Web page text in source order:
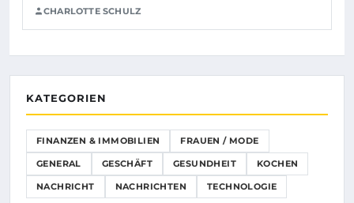
CHARLOTTE SCHULZ
KATEGORIEN
FINANZEN & IMMOBILIEN FRAUEN / MODE
GENERAL GESCHÄFT GESUNDHEIT KOCHEN
NACHRICHT NACHRICHTEN TECHNOLOGIE